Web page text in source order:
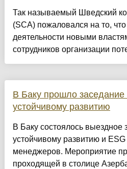
Так называемый Шведский
(SCA) пожаловался на то,
деятельности новыми
сотрудников организации
В Баку прошло заседание
устойчивому развитию
В Баку состоялось выездное
устойчивому развитию и
менеджеров. Мероприятие
проходящей в столице